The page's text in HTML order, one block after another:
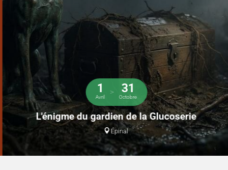
1
Avril
> 31
Octobre
L'énigme du gardien de la Glucoserie
Épinal